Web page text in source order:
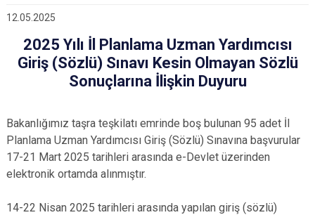
12.05.2025
2025 Yılı İl Planlama Uzman Yardımcısı
Giriş (Sözlü) Sınavı Kesin Olmayan Sözlü
Sonuçlarına İlişkin Duyuru
Bakanlığımız taşra teşkilatı emrinde boş bulunan 95 adet İl
Planlama Uzman Yardımcısı Giriş (Sözlü) Sınavına başvurular
17-21 Mart 2025 tarihleri arasında e-Devlet üzerinden
elektronik ortamda alınmıştır.
14-22 Nisan 2025 tarihleri arasında yapılan giriş (sözlü)